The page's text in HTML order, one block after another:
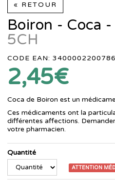
« RETOUR
Boiron - Coca
5CH
CODE EAN: 3400002200786
2,45€
Coca de Boiron est un
Ces médicaments ont la
différentes affections.
votre pharmacien.
Quantité
ATTENTION